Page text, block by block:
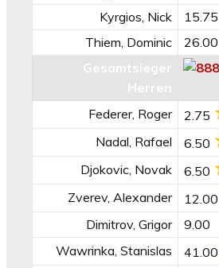
Kyrgios, Nick
15.75
Thiem, Dominic
26.00
Gesamtsieger
Herren
Federer, Roger
2.75
Nadal, Rafael
6.50
Djokovic, Novak
6.50
Zverev, Alexander
12.00
Dimitrov, Grigor
9.00
Wawrinka, Stanislas
41.00